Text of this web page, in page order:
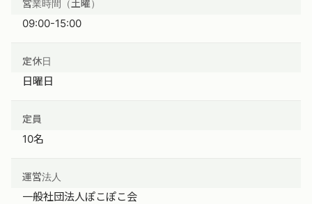
営業時間（土曜）
09:00-15:00
定休日
日曜日
定員
10名
運営法人
一般社団法人ぽこぽこ会